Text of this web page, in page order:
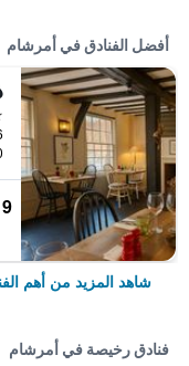
أفضل الفنادق في أمرشام
4
شاهد المزيد من أهم
فنادق رخيصة في أمرشام